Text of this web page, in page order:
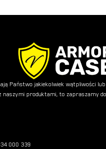
Państwo jakiekolwiek wątpliwości
naszymi produktami, to zapraszamy
000 339